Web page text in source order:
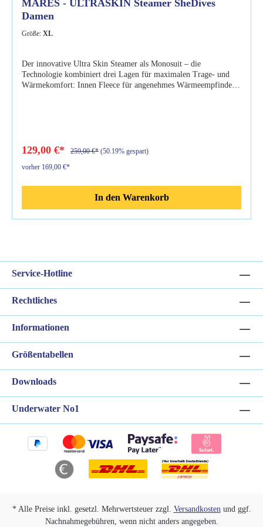
MARES - ULTRASKIN Steamer SheDives
Damen
Größe: XL
Der innovative Ultra Skin Steamer als Monosuit – die
Technologie kombiniert drei Lagen für maximalen Trage- und
Wärmekomfort: Innen Fleece für angenehmes Wärmeempfinden.
für höchsten wärmekomfort, eine winddichte und atmungsaktive
Passform und Bewegungsfreiheit geeignet als Unterzieher unter
129,00 €* 259,00 €* (50.19% gespart)
vorher 169,00 €*
In den Warenkorb
Service-Hotline
Rechtliches
Informationen
Größentabellen
Downloads
Underwater No1
* Alle Preise inkl. gesetzl. Mehrwertsteuer zzgl. Versandkosten und ggf.
Nachnahmegebühren, wenn nicht anders angegeben.